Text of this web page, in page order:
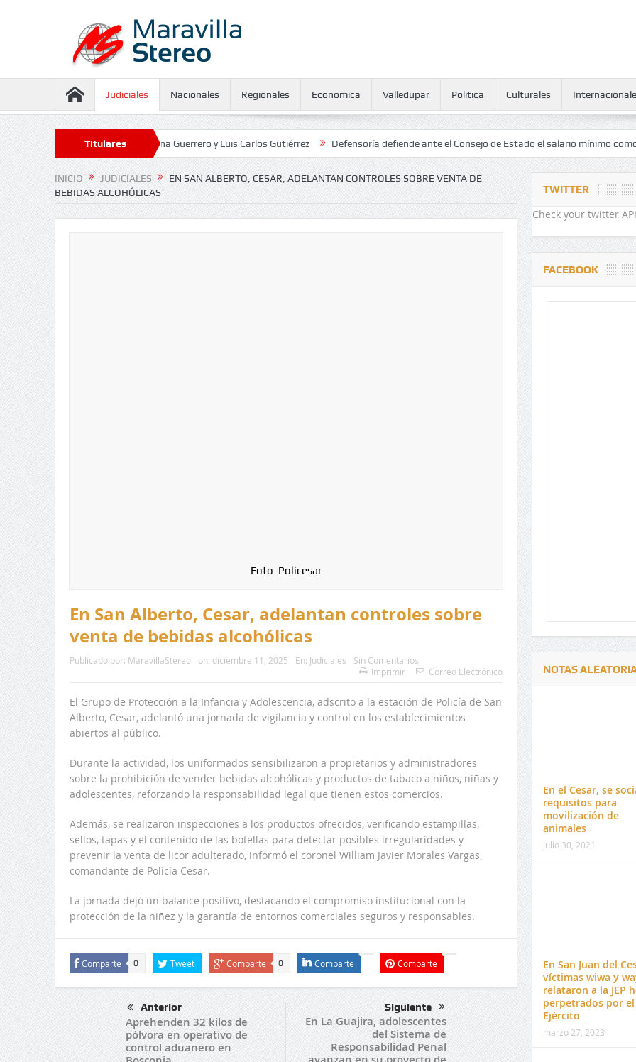
Judiciales Nacionales Regionales Economica Valledupar Politica Culturales
Titulares
contra Juliana Guerrero y Luis Carlos Gutiérrez Defensoría defiende ante el Consejo de Estado el salario mínimo como
INICIO JUDICIALES
EN SAN ALBERTO, CESAR, ADELANTAN CONTROLES SOBRE VENTA DE
BEBIDAS ALCOHÓLICAS
Foto: Policesar
En San Alberto, Cesar, adelantan controles sobre
venta de bebidas alcohólicas
Publicado por: MaravillaStereo on: diciembre 11, 2025 En: Judiciales
Sin Comentarios
Imprimir
Correo Electrónico
El Grupo de Protección a la Infancia y Adolescencia, adscrito a la estación de Policía de San
Alberto, Cesar, adelantó una jornada de vigilancia y control en los establecimientos
abiertos al público.
Durante la actividad, los uniformados sensibilizaron a propietarios y administradores
sobre la prohibición de vender bebidas alcohólicas y productos de tabaco a niños, niñas y
adolescentes, reforzando la responsabilidad legal que tienen estos comercios.
Además, se realizaron inspecciones a los productos ofrecidos, verificando estampillas,
sellos, tapas y el contenido de las botellas para detectar posibles irregularidades y
prevenir la venta de licor adulterado, informó el coronel William Javier Morales Vargas,
comandante de Policía Cesar.
La jornada dejó un balance positivo, destacando el compromiso institucional con la
protección de la niñez y la garantía de entornos comerciales seguros y responsables.
Comparte 0 Tweet Comparte 0 Comparte Comparte
Anterior
Aprehenden 32 kilos de
pólvora en operativo de
control aduanero en
Siguiente
En La Guajira, adolescentes
del Sistema de
Responsabilidad Penal
TWITTER
Check your twitter
FACEBOOK
NOTAS
En el Cesar, se
requisitos para
movilización de
animales
julio 30, 2021
En San Juan del
víctimas wiwa y
relataron a la JEP
perpetrados por el
Ejército
marzo 27, 2023
Delwin Jiménez, nuevo Contralor
Departamental del Cesar
El 17 de enero vence
venta de pines para
preuniversitario de la